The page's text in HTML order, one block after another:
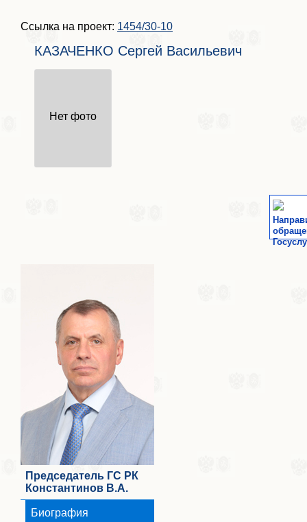
Ссылка на проект: 1454/30-10
КАЗАЧЕНКО Сергей Васильевич
Нет фото
Председатель ГС РК
Константинов В.А.
Биография